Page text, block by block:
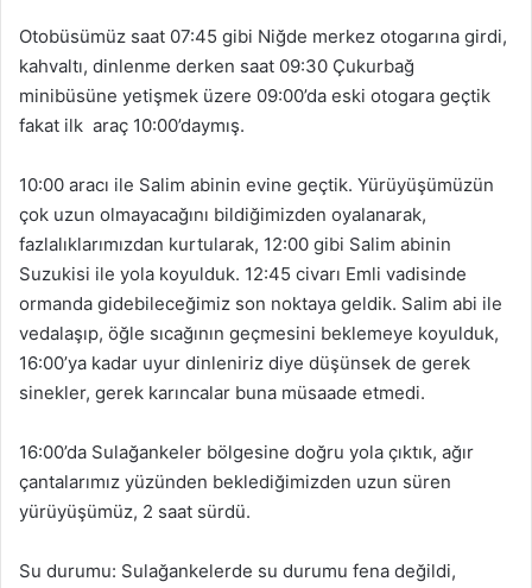
Otobüsümüz saat 07:45 gibi Niğde merkez otogarına girdi,
kahvaltı, dinlenme derken saat 09:30 Çukurbağ
minibüsüne yetişmek üzere 09:00’da eski otogara geçtik
fakat ilk araç 10:00’daymış.
10:00 aracı ile Salim abinin evine geçtik. Yürüyüşümüzün
çok uzun olmayacağını bildiğimizden oyalanarak,
fazlalıklarımızdan kurtularak, 12:00 gibi Salim abinin
Suzukisi ile yola koyulduk. 12:45 civarı Emli vadisinde
ormanda gidebileceğimiz son noktaya geldik. Salim abi ile
vedalaşıp, öğle sıcağının geçmesini beklemeye koyulduk,
16:00’ya kadar uyur dinleniriz diye düşünsek de gerek
sinekler, gerek karıncalar buna müsaade etmedi.
16:00’da Sulağankeler bölgesine doğru yola çıktık, ağır
çantalarımız yüzünden beklediğimizden uzun süren
yürüyüşümüz, 2 saat sürdü.
Su durumu: Sulağankelerde su durumu fena değildi,